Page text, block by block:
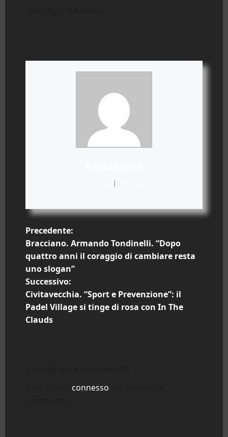
|
N
a
v
i
g
Precedente:
Bracciano. Armando Tondinelli. “Dopo
quattro anni il coraggio di cambiare resta
uno slogan”
Successivo:
Civitavecchia. “Sport e Prevenzione”: il
Padel Village si tinge di rosa con In The
Clauds
connesso